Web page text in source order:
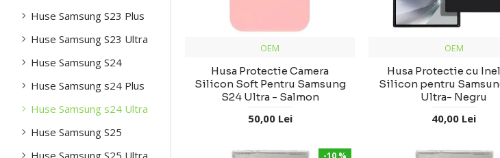
Huse Samsung S23 Plus
Huse Samsung S23 Ultra
Huse Samsung S24
Huse Samsung s24 Plus
Huse Samsung s24 Ultra
Huse Samsung S25
Huse Samsung S25 Ultra
OEM
Husa Protectie Camera
Silicon Soft Pentru Samsung
S24 Ultra - Salmon
50,00 Lei
OEM
Husa Protectie cu
Silicon pentru
Ultra- Negru
40,00 Lei
-10 %